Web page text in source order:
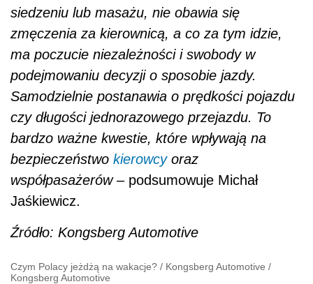
siedzeniu lub masażu, nie obawia się
zmęczenia za kierownicą, a co za tym idzie,
ma poczucie niezależności i swobody w
podejmowaniu decyzji o sposobie jazdy.
Samodzielnie postanawia o prędkości pojazdu
czy długości jednorazowego przejazdu. To
bardzo ważne kwestie, które wpływają na
bezpieczeństwo kierowcyoraz
współpasażerów– podsumowuje Michał
Jaśkiewicz.
Źródło: Kongsberg Automotive
Czym Polacy jeżdżą na wakacje? / Kongsberg Automotive /
Kongsberg Automotive